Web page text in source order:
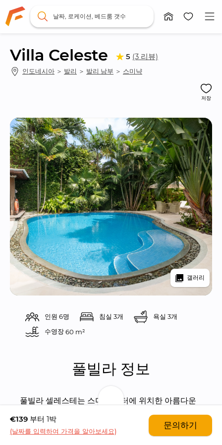
날짜, 로케이션, 베드룸 갯수
Villa Celeste 5 (3 리뷰)
인도네시아 ＞ 발리 ＞ 발리 남부 ＞ 스미냑
저장
갤러리
인원 6명 침실 3개
욕실 3개
수영장 60 m²
풀빌라 정보
풀빌라 셀레스테는 스미냑 센터에 위치한 아름다운
가까운 거리에 스미냑의 유명 레스토랑들과 숍들이
€139 부터 1박
(날짜를 입력하여 가격을 알아보세요)
문의하기